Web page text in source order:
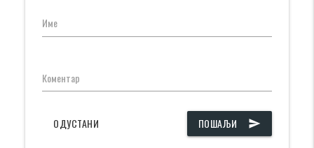
Име
Коментар
ПОШАЉИ send
ОДУСТАНИ